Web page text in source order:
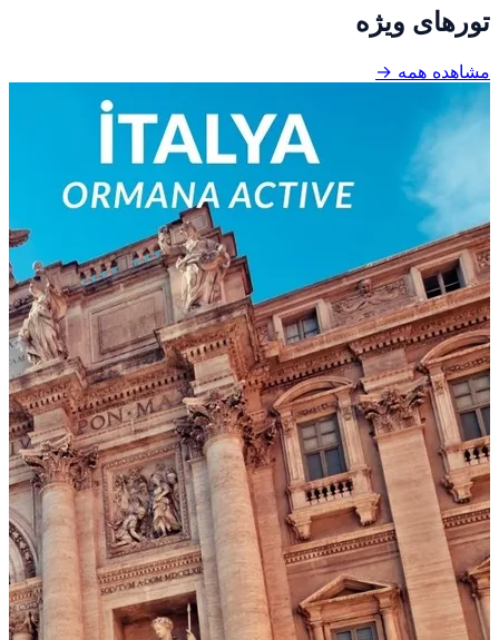
تورهای ویژه
مشاهده همه →